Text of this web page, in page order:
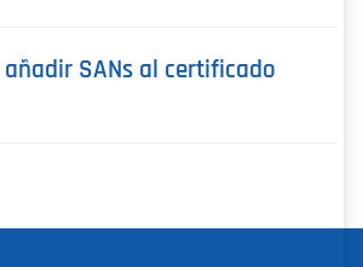
añadir SANs al certificado